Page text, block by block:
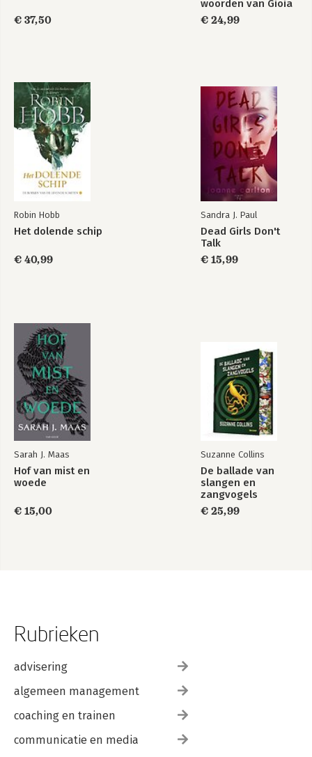
€ 37,50
woorden van Gioia
€ 24,99
Robin Hobb
Het dolende schip
€ 40,99
Sandra J. Paul
Dead Girls Don't
Talk
€ 15,99
Sarah J. Maas
Hof van mist en
woede
€ 15,00
Suzanne Collins
De ballade van
slangen en
zangvogels
€ 25,99
Rubrieken
advisering
algemeen management
coaching en trainen
communicatie en media